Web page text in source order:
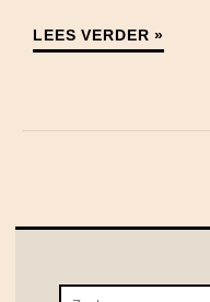
LEES VERDER »